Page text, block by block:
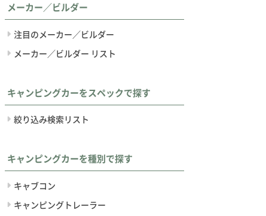
メーカー／ビルダー
注目のメーカー／ビルダー
メーカー／ビルダー リスト
キャンピングカーをスペックで探す
絞り込み検索リスト
キャンピングカーを種別で探す
キャブコン
キャンピングトレーラー